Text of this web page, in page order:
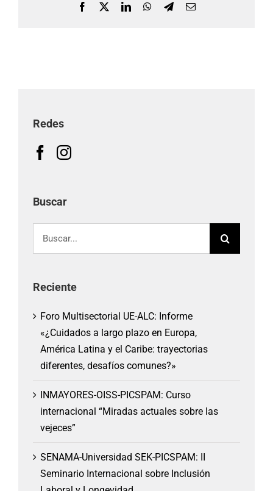
Facebook LinkedInWhatsApp
TelegramCorreo
Redes
Buscar
Reciente
Foro Multisectorial UE-ALC: Informe
«¿Cuidados a largo plazo en Europa,
América Latina y el Caribe: trayectorias
diferentes, desafíos comunes?»
INMAYORES-OISS-PICSPAM: Curso
internacional “Miradas actuales sobre las
vejeces”
SENAMA-Universidad SEK-PICSPAM: II
Seminario Internacional sobre Inclusión